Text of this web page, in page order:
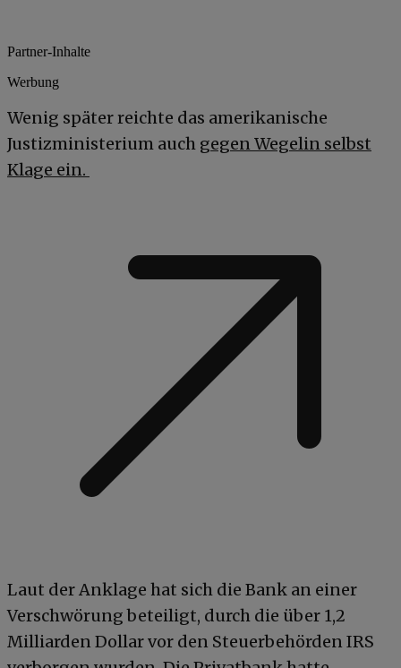
Partner-Inhalte
Werbung
Wenig später reichte das amerikanische
Justizministerium auch gegen Wegelin selbst
Klage ein.
Laut der Anklage hat sich die Bank an einer
Verschwörung beteiligt, durch die über 1,2
Milliarden Dollar vor den Steuerbehörden IRS